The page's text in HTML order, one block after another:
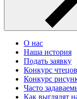
О нас
Наша история
Подать заявку
Конкурс чтецов
Конкурс
Часто
Как выглядят